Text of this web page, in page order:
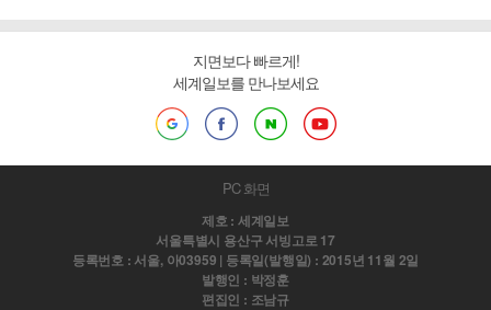
지면보다 빠르게!
세계일보를 만나보세요
PC 화면
제호 : 세계일보
서울특별시 용산구 서빙고로 17
등록번호 : 서울, 아03959 | 등록일(발행일) : 2015년 11월 2일
발행인 : 박정훈
편집인 : 조남규